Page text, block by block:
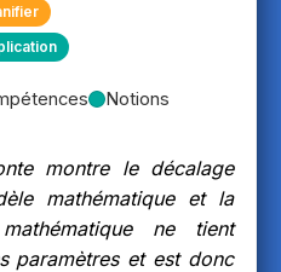
Notions
montre le décalage
mathématique et la
ne tient
paramètres et est donc